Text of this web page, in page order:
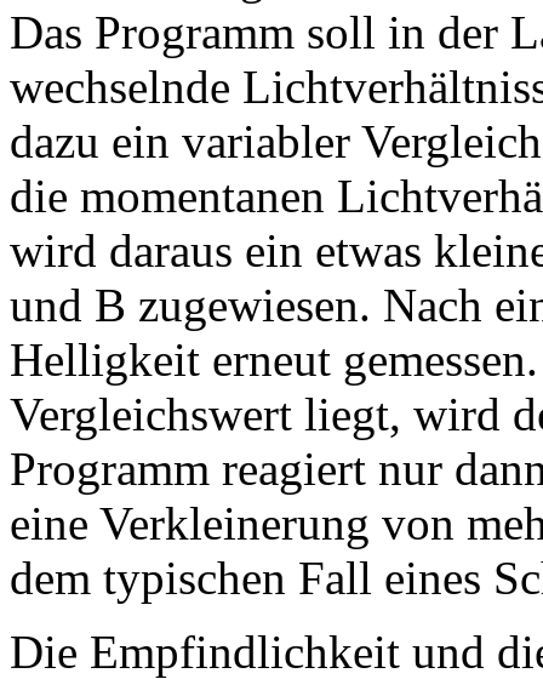
Das Programm soll in der
wechselnde
dazu ein variabler
die momentanen
wird daraus ein etwas
und B zugewiesen. Nach
Helligkeit erneut
Vergleichswert liegt, wird
Programm reagiert nur
eine Verkleinerung von
dem typischen Fall eines
Die Empfindlichkeit und